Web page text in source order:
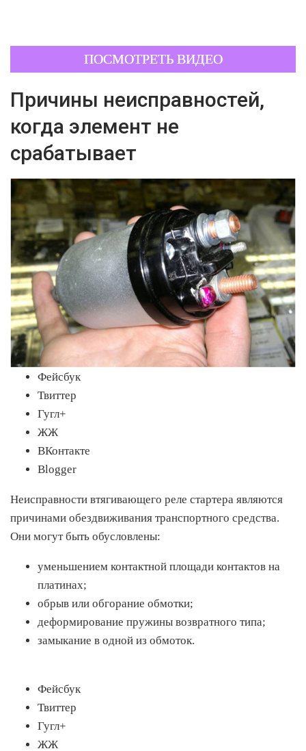
ПОСМОТРЕТЬ ВИДЕО
Причины неисправностей,
когда элемент не
срабатывает
Фейсбук
Твиттер
Гугл+
ЖЖ
ВКонтакте
Blogger
Неисправности втягивающего реле стартера являются
причинами обездвиживания транспортного средства.
Они могут быть обусловлены:
уменьшением контактной площади контактов на
платинах;
обрыв или обгорание обмотки;
деформирование пружины возвратного типа;
замыкание в одной из обмоток.
Фейсбук
Твиттер
Гугл+
ЖЖ